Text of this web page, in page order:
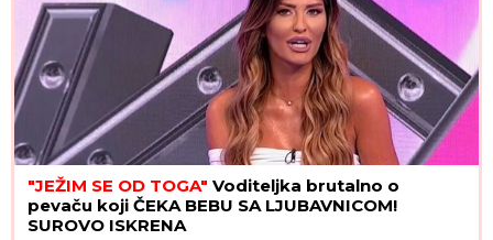
"JEŽIM SE OD TOGA" Voditeljka brutalno o
pevaču koji ČEKA BEBU SA LJUBAVNICOM!
SUROVO ISKRENA